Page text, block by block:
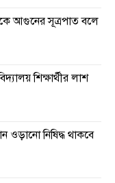
আগুনের সূত্রপাত বলে
শিক্ষার্থীর লাশ
ওড়ানো নিষিদ্ধ থাকবে